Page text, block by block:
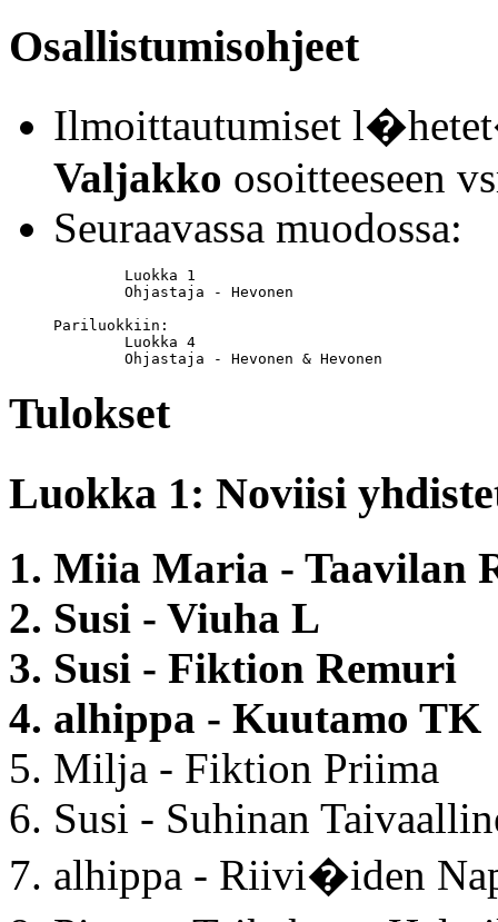
Osallistumisohjeet
Ilmoittautumiset
Valjakko osoitteeseen
Seuraavassa muodossa:
Pariluokkiin:
	Ohjastaja - Hevonen & Hevonen
Tulokset
Luokka 1: Noviisi
1. Miia Maria - Taavilan
2. Susi - Viuha L
3. Susi - Fiktion Remuri
4. alhippa - Kuutamo TK
5. Milja - Fiktion Priima
6. Susi - Suhinan
7. alhippa - Riivi�iden